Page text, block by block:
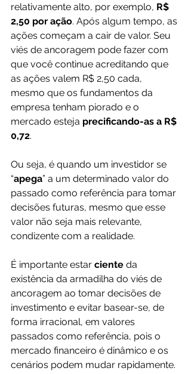
relativamente alto, por exemplo, R$
2,50 por ação. Após algum tempo, as
ações começam a cair de valor. Seu
viés de ancoragem pode fazer com
que você continue acreditando que
as ações valem R$ 2,50 cada,
mesmo que os fundamentos da
empresa tenham piorado e o
mercado esteja precificando-as a R$
0,72.
Ou seja, é quando um investidor se
“apega” a um determinado valor do
passado como referência para tomar
decisões futuras, mesmo que esse
valor não seja mais relevante,
condizente com a realidade.
É importante estar ciente da
existência da armadilha do viés de
ancoragem ao tomar decisões de
investimento e evitar basear-se, de
forma irracional, em valores
passados como referência, pois o
mercado financeiro é dinâmico e os
cenários podem mudar rapidamente.